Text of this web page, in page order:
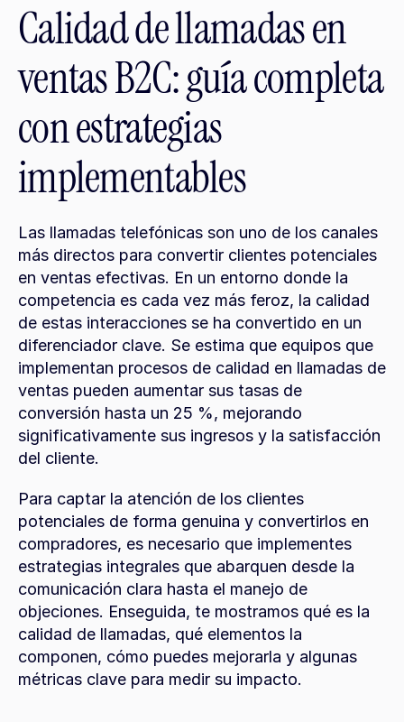
Calidad de llamadas en
ventas B2C: guía completa
con estrategias
implementables
Las llamadas telefónicas son uno de los canales
más directos para convertir clientes potenciales
en ventas efectivas. En un entorno donde la
competencia es cada vez más feroz, la calidad
de estas interacciones se ha convertido en un
diferenciador clave. Se estima que equipos que
implementan procesos de calidad en llamadas de
ventas pueden aumentar sus tasas de
conversión hasta un 25 %, mejorando
significativamente sus ingresos y la satisfacción
del cliente.
Para captar la atención de los clientes
potenciales de forma genuina y convertirlos en
compradores, es necesario que implementes
estrategias integrales que abarquen desde la
comunicación clara hasta el manejo de
objeciones. Enseguida, te mostramos qué es la
calidad de llamadas, qué elementos la
componen, cómo puedes mejorarla y algunas
métricas clave para medir su impacto.